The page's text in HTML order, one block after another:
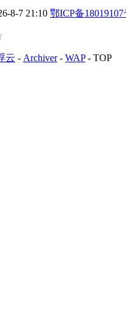
8-7 21:10 鄂ICP备18019107
云 - Archiver- WAP- TOP